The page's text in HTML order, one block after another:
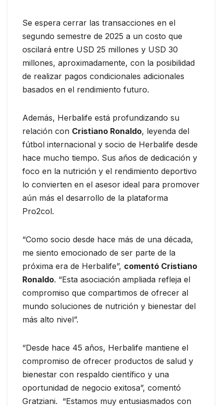
Se espera cerrar las transacciones en el
segundo semestre de 2025 a un costo que
oscilará entre USD 25 millones y USD 30
millones, aproximadamente, con la posibilidad
de realizar pagos condicionales adicionales
basados en el rendimiento futuro.
Además, Herbalife está profundizando su
relación con Cristiano Ronaldo, leyenda del
fútbol internacional y socio de Herbalife desde
hace mucho tiempo. Sus años de dedicación y
foco en la nutrición y el rendimiento deportivo
lo convierten en el asesor ideal para promover
aún más el desarrollo de la plataforma
Pro2col.
“Como socio desde hace más de una década,
me siento emocionado de ser parte de la
próxima era de Herbalife”, comentó Cristiano
Ronaldo. “Esta asociación ampliada refleja el
compromiso que compartimos de ofrecer al
mundo soluciones de nutrición y bienestar del
más alto nivel”.
“Desde hace 45 años, Herbalife mantiene el
compromiso de ofrecer productos de salud y
bienestar con respaldo científico y una
oportunidad de negocio exitosa”, comentó
Gratziani. “Estamos muy entusiasmados con